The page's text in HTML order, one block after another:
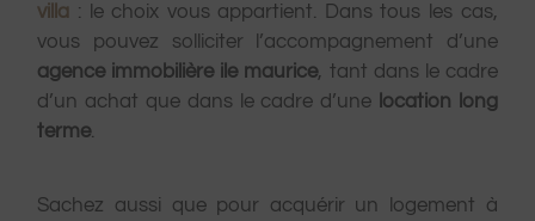
villa : le choix vous appartient. Dans tous les cas,
vous pouvez solliciter l’accompagnement d’une
agence immobilière ile maurice, tant dans le cadre
d’un achat que dans le cadre d’une location long
terme.
Sachez aussi que pour acquérir un logement à